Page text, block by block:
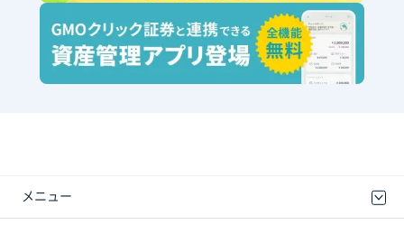
メニュー
取引規程・約款
最良執行方針
ディスクレイマー
リスク説明
GMOクリック証券ホームページ